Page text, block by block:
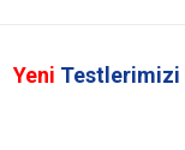
Yeni Testlerimizi